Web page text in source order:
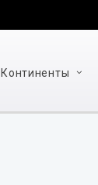
Континенты